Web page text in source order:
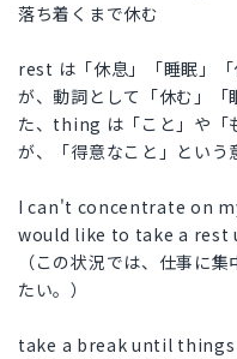
落ち着くまで休む
rest は「休息」「睡眠」
が、動詞として「休む」「
た、thing は「こと」や「
が、「得意なこと」という
I can't concentrate on
would like to take a
（この状況では、仕事に
たい。）
take a break until